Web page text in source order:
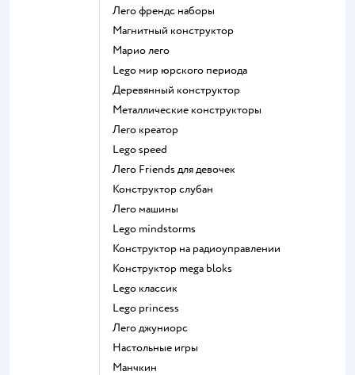
Лего френдс наборы
Магнитный конструктор
Марио лего
Lego мир юрского периода
Деревянный конструктор
Металлические конструкторы
Лего креатор
Lego speed
Лего Friends для девочек
Конструктор слубан
Лего машины
Lego mindstorms
Конструктор на радиоуправлении
Конструктор mega bloks
Lego классик
Lego princess
Лего джуниорс
Настольные игры
Манчкин